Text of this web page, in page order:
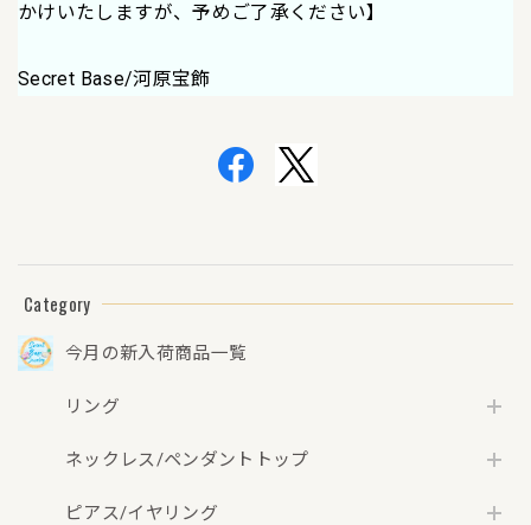
かけいたしますが、予めご了承ください】
Secret Base/河原宝飾
Category
今月の新入荷商品一覧
リング
ネックレス/ペンダントトップ
ピアス/イヤリング